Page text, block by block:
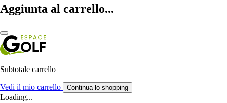
Aggiunta al carrello...
Subtotale carrello
Vedi il mio carrello Continua lo shopping
Loading...